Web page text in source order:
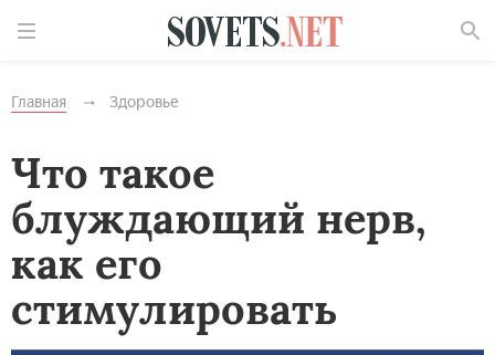
Главная Здоровье
Что такое
блуждающий нерв,
как его
стимулировать